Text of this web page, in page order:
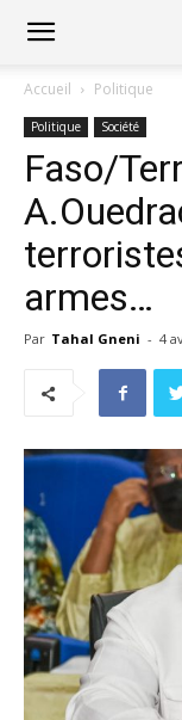
Accueil Politique
Politique Société
Faso/
armes…
Par Tahal Gneni - 4